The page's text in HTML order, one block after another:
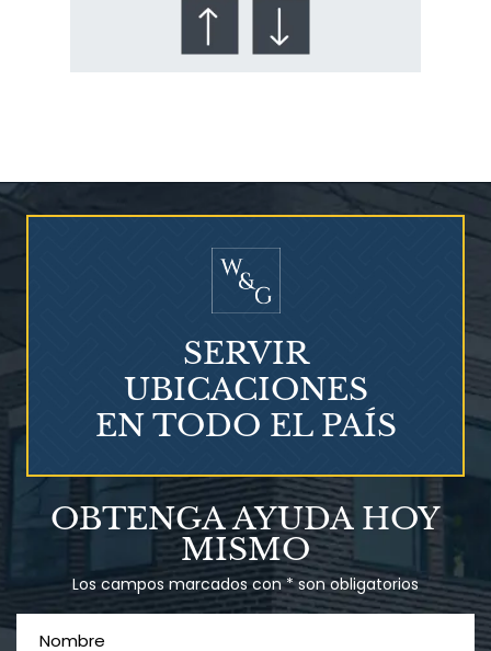
¿Quién corre el riesgo de
Talco en polvo
Ovary cancer
OBTENGA AYUDA HOY
MISMO
Los campos marcados con * son obligatorios
SERVIR
UBICACIONES
EN TODO EL PAÍS